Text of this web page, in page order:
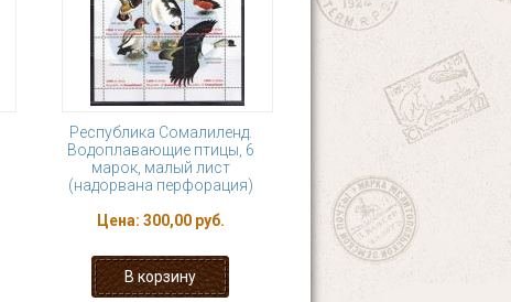
Республика Сомалиленд.
Водоплавающие птицы, 6
марок, малый лист
(надорвана перфорация)
Цена: 300,00 руб.